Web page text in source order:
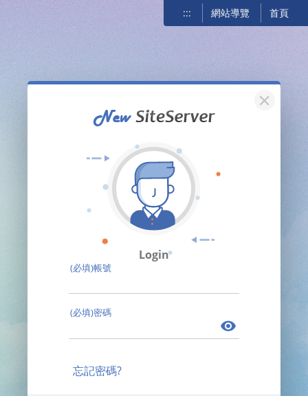
::: 網站導覽 首頁
關閉
Login
(必填)帳號
(必填)密碼
忘記密碼?